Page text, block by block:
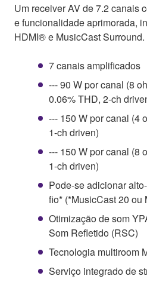
Um receiver AV de 7.2 canais
e funcionalidade aprimorada,
HDMI® e MusicCast Surround.
7 canais amplificados
--- 90 W por canal (8
0.06% THD, 2-ch
--- 150 W por canal (4
1-ch driven)
--- 150 W por canal (8
1-ch driven)
Pode-se adicionar
fio* (*MusicCast 20 ou
Otimização de som
Som Refletido (RSC)
Tecnologia multiroom
Serviço integrado de